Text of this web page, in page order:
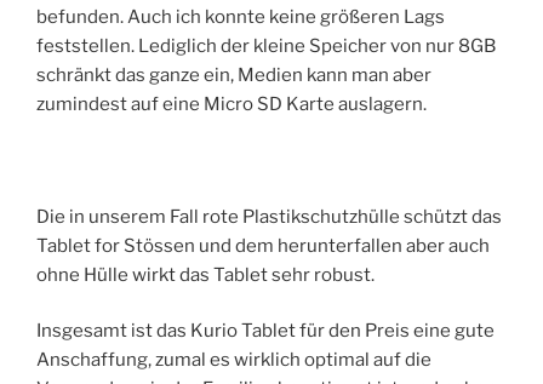
befunden. Auch ich konnte keine größeren Lags
feststellen. Lediglich der kleine Speicher von nur 8GB
schränkt das ganze ein, Medien kann man aber
zumindest auf eine Micro SD Karte auslagern.
Die in unserem Fall rote Plastikschutzhülle schützt das
Tablet for Stössen und dem herunterfallen aber auch
ohne Hülle wirkt das Tablet sehr robust.
Insgesamt ist das Kurio Tablet für den Preis eine gute
Anschaffung, zumal es wirklich optimal auf die